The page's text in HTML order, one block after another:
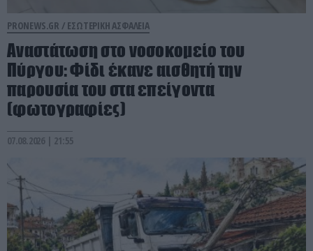
PRONEWS.GR / ΕΣΩΤΕΡΙΚΗ ΑΣΦΑΛΕΙΑ
Αναστάτωση στο νοσοκομείο του
Πύργου: Φίδι έκανε αισθητή την
παρουσία του στα επείγοντα
(φωτογραφίες)
07.08.2026 | 21:55